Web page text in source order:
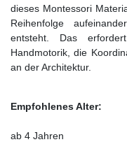
dieses Montessori
Reihenfolge
entsteht. Das
Handmotorik, die
an der Architektur.
Empfohlenes Alter:
ab 4 Jahren